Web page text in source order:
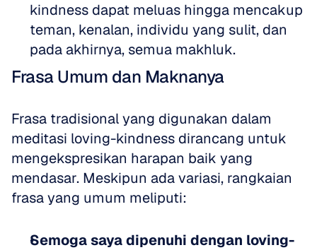
kindness dapat meluas hingga mencakup
teman, kenalan, individu yang sulit, dan
pada akhirnya, semua makhluk.
Frasa Umum dan Maknanya
Frasa tradisional yang digunakan dalam
meditasi loving-kindness dirancang untuk
mengekspresikan harapan baik yang
mendasar. Meskipun ada variasi, rangkaian
frasa yang umum meliputi:
Semoga saya dipenuhi dengan loving-